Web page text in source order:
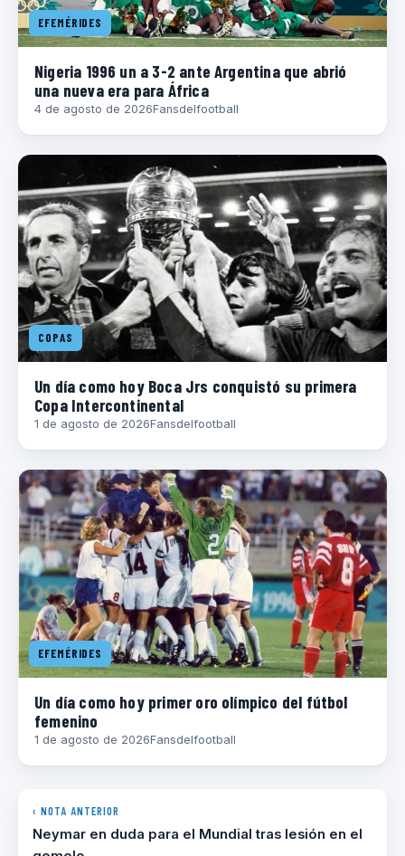
EFEMÉRIDES
Nigeria 1996 un a 3-2 ante Argentina que abrió
una nueva era para África
4 de agosto de 2026Fansdelfootball
COPAS
Un día como hoy Boca Jrs conquistó su primera
Copa Intercontinental
1 de agosto de 2026Fansdelfootball
EFEMÉRIDES
Un día como hoy primer oro olímpico del fútbol
femenino
1 de agosto de 2026Fansdelfootball
‹ NOTA ANTERIOR
Neymar en duda para el Mundial tras lesión en el